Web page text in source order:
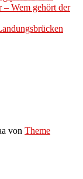
– Wem gehört der
von Theme